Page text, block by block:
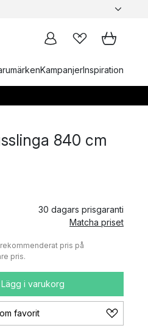
KampanjerInspiration
840 cm
30 dagars prisgaranti
Matcha priset
pris på
pris.
Lägg i varukorg
favorit